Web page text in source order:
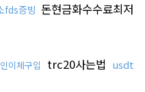
fds증빙 돈현금화수수료최저
이체구입 trc20사는법 usdt